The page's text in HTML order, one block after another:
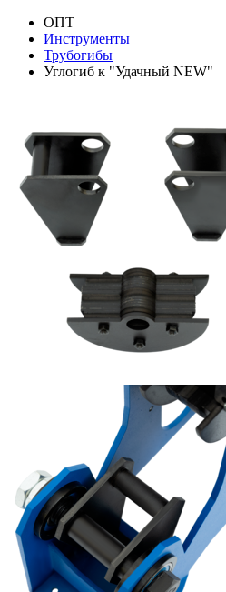
ОПТ
Инструменты
Трубогибы
Углогиб к "Удачный NEW"